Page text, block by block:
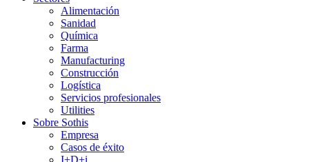
Alimentación
Sanidad
Química
Farma
Manufacturing
Construcción
Logística
Servicios profesionales
Utilities
Sobre Sothis
Empresa
Casos de éxito
I+D+i